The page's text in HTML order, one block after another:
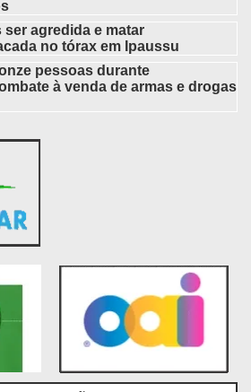
ser agredida e matar
no tórax em Ipaussu
pessoas durante
à venda de armas e drogas